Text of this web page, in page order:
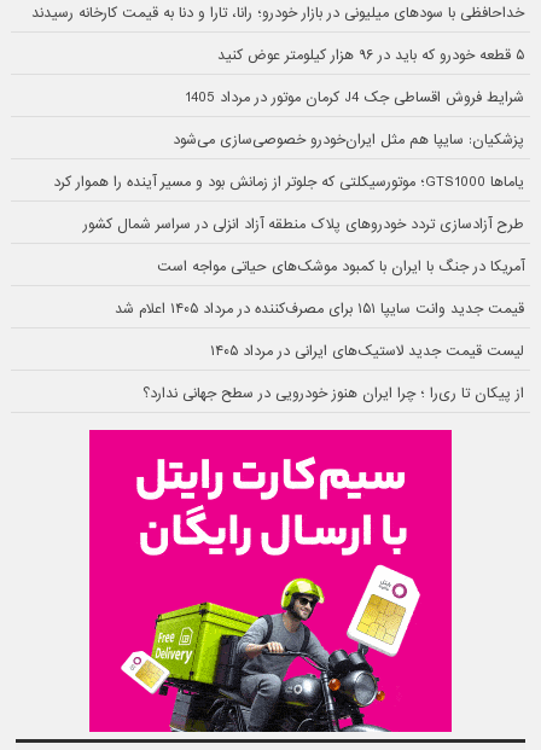
خداحافظی با سودهای میلیونی در بازار خودرو؛ رانا، تارا و دنا به قیمت کارخانه رسیدند
۵ قطعه خودرو که باید در ۹۶ هزار کیلومتر عوض کنید
شرایط فروش اقساطی جک J4 کرمان موتور در مرداد 1405
پزشکیان: سایپا هم مثل ایران‌خودرو خصوصی‌سازی می‌شود
یاماها GTS1000؛ موتورسیکلتی که جلوتر از زمانش بود و مسیر آینده را هموار کرد
طرح آزادسازی تردد خودروهای پلاک منطقه آزاد انزلی در سراسر شمال کشور
آمریکا در جنگ با ایران با کمبود موشک‌های حیاتی مواجه است
قیمت جدید وانت سایپا ۱۵۱ برای مصرف‌کننده در مرداد ۱۴۰۵ اعلام شد
لیست قیمت جدید لاستیک‌های ایرانی در مرداد ۱۴۰۵
از پیکان تا ری‌را ؛ چرا ایران هنوز خودرویی در سطح جهانی ندارد؟